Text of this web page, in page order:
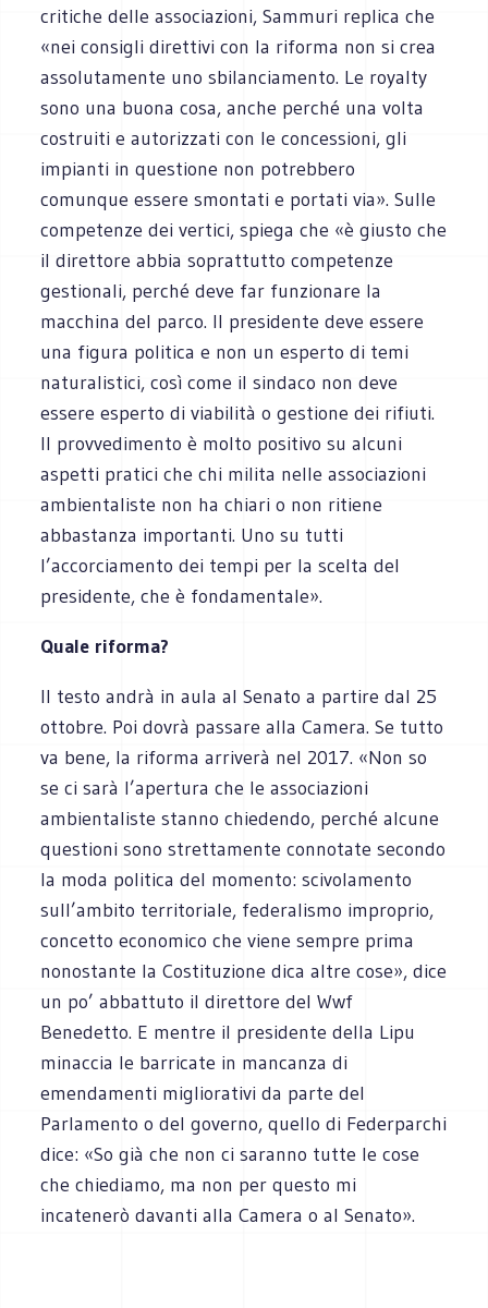
critiche delle associazioni, Sammuri replica che
«nei consigli direttivi con la riforma non si crea
assolutamente uno sbilanciamento. Le royalty
sono una buona cosa, anche perché una volta
costruiti e autorizzati con le concessioni, gli
impianti in questione non potrebbero
comunque essere smontati e portati via». Sulle
competenze dei vertici, spiega che «è giusto che
il direttore abbia soprattutto competenze
gestionali, perché deve far funzionare la
macchina del parco. Il presidente deve essere
una figura politica e non un esperto di temi
naturalistici, così come il sindaco non deve
essere esperto di viabilità o gestione dei rifiuti.
Il provvedimento è molto positivo su alcuni
aspetti pratici che chi milita nelle associazioni
ambientaliste non ha chiari o non ritiene
abbastanza importanti. Uno su tutti
l’accorciamento dei tempi per la scelta del
presidente, che è fondamentale».
Quale riforma?
Il testo andrà in aula al Senato a partire dal 25
ottobre. Poi dovrà passare alla Camera. Se tutto
va bene, la riforma arriverà nel 2017. «Non so
se ci sarà l’apertura che le associazioni
ambientaliste stanno chiedendo, perché alcune
questioni sono strettamente connotate secondo
la moda politica del momento: scivolamento
sull’ambito territoriale, federalismo improprio,
concetto economico che viene sempre prima
nonostante la Costituzione dica altre cose», dice
un po’ abbattuto il direttore del Wwf
Benedetto. E mentre il presidente della Lipu
minaccia le barricate in mancanza di
emendamenti migliorativi da parte del
Parlamento o del governo, quello di Federparchi
dice: «So già che non ci saranno tutte le cose
che chiediamo, ma non per questo mi
incatenerò davanti alla Camera o al Senato».